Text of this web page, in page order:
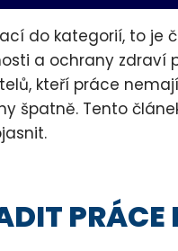
do kategorií, to je
a ochrany zdraví
kteří práce
špatně. Tento
PRÁCE